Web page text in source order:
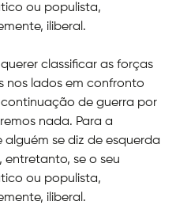
ou populista,
iliberal.
classificar as forças
nos lados em confronto
de guerra por
nada. Para a
se diz de esquerda
se o seu
ou populista,
iliberal.